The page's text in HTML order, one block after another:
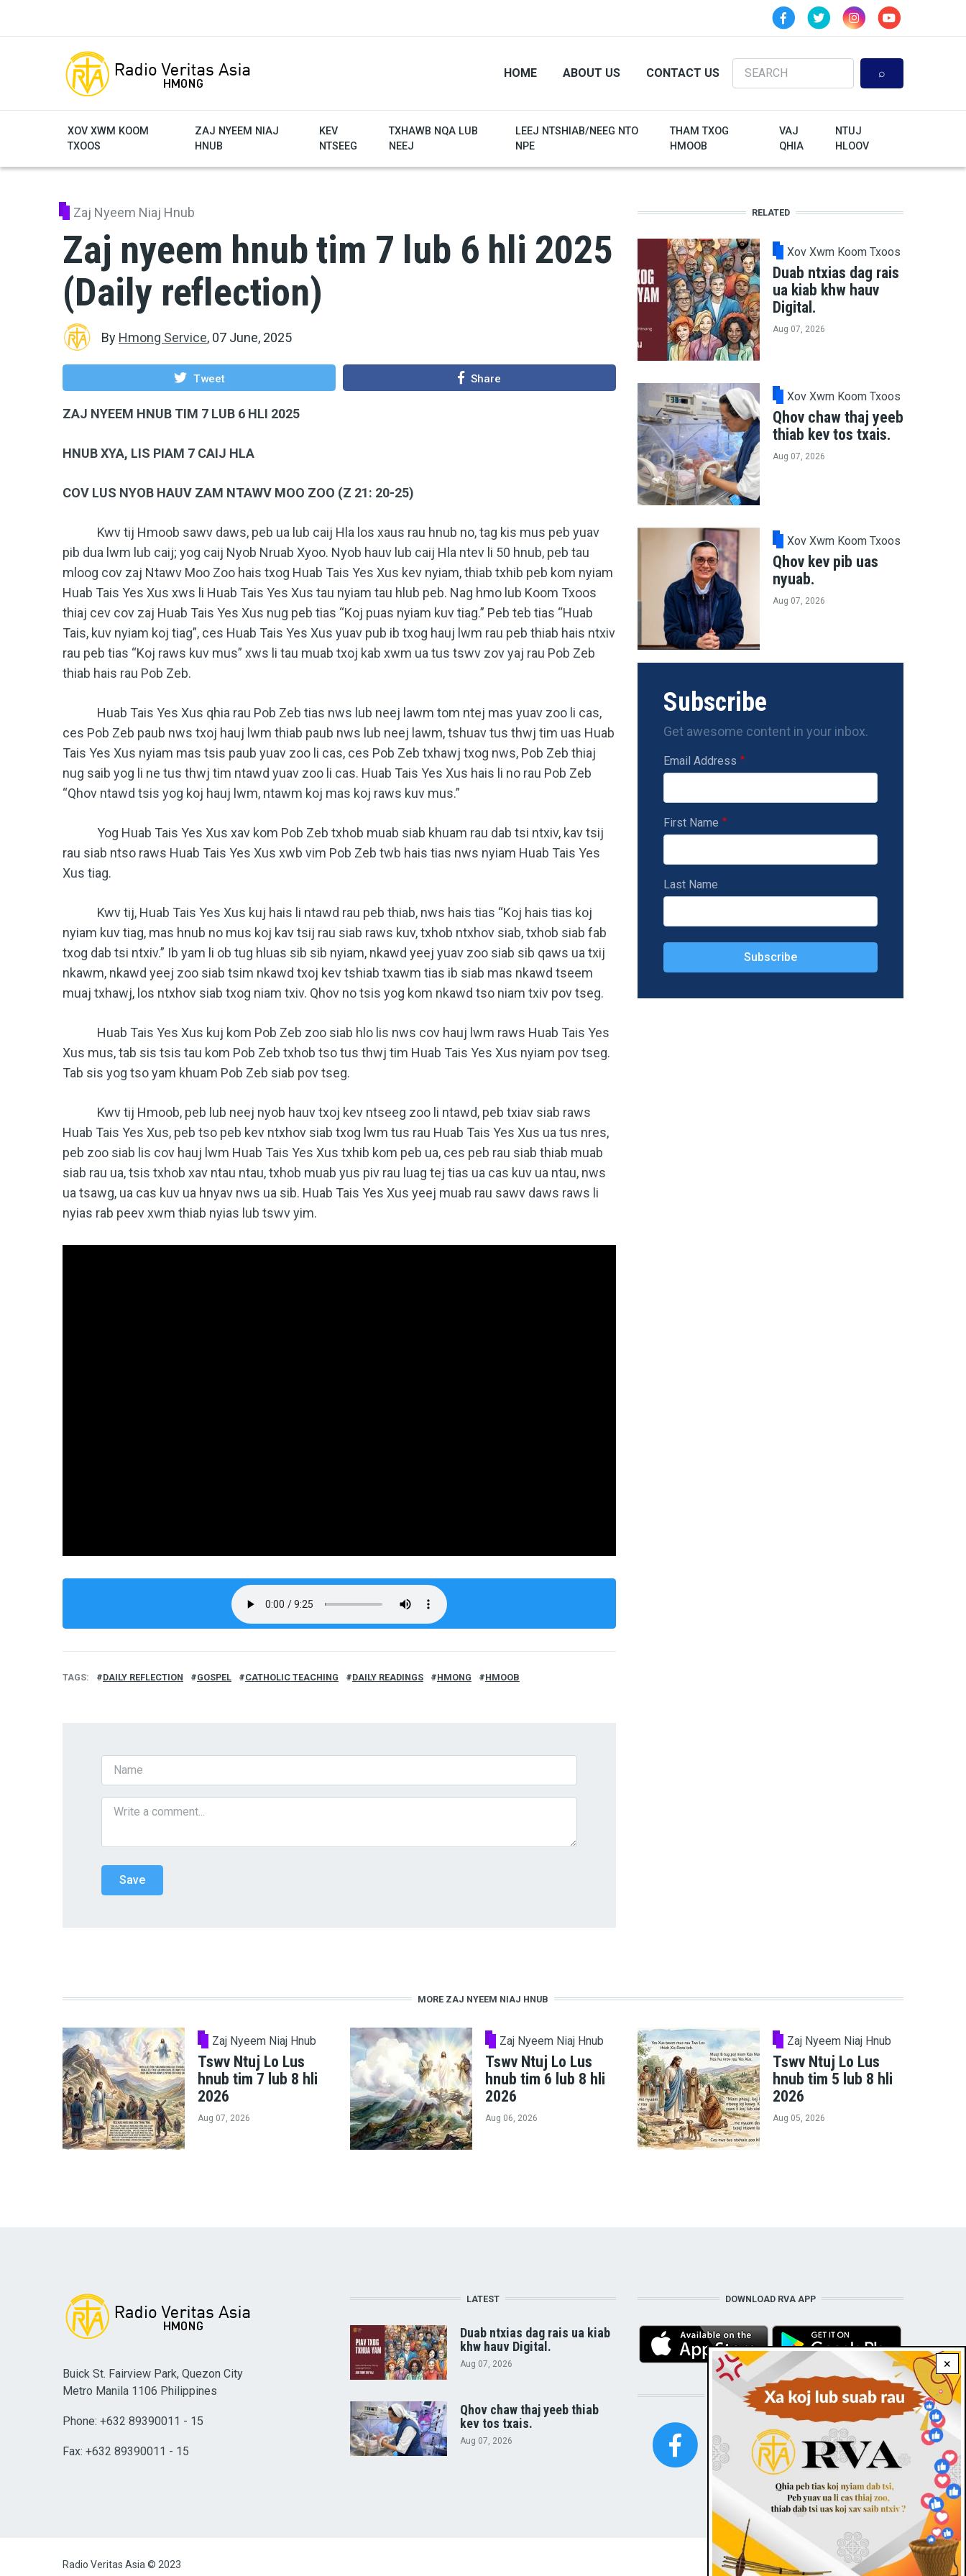
HOME ABOUT US CONTACT US
Search
XOV XWM KOOM
TXOOS
ZAJ NYEEM NIAJ
HNUB
KEV
NTSEEG
TXHAWB NQA LUB
NEEJ
LEEJ NTSHIAB/NEEG NTO
NPE
THAM TXOG
HMOOB
VAJ
QHIA
NTUJ
HLOOV
Zaj Nyeem Niaj Hnub
Zaj nyeem hnub tim 7 lub 6 hli 2025
(Daily reflection)
By Hmong Service, 07 June, 2025
Tweet Share
ZAJ NYEEM HNUB TIM 7 LUB 6 HLI 2025
HNUB XYA, LIS PIAM 7 CAIJ HLA
COV LUS NYOB HAUV ZAM NTAWV MOO ZOO (Z 21: 20-25)
Kwv tij Hmoob sawv daws, peb ua lub caij Hla los xaus rau hnub no, tag kis mus peb yuav
pib dua lwm lub caij; yog caij Nyob Nruab Xyoo. Nyob hauv lub caij Hla ntev li 50 hnub, peb tau
mloog cov zaj Ntawv Moo Zoo hais txog Huab Tais Yes Xus kev nyiam, thiab txhib peb kom nyiam
Huab Tais Yes Xus xws li Huab Tais Yes Xus tau nyiam tau hlub peb. Nag hmo lub Koom Txoos
thiaj cev cov zaj Huab Tais Yes Xus nug peb tias “Koj puas nyiam kuv tiag.” Peb teb tias “Huab
Tais, kuv nyiam koj tiag”, ces Huab Tais Yes Xus yuav pub ib txog hauj lwm rau peb thiab hais ntxiv
rau peb tias “Koj raws kuv mus” xws li tau muab txoj kab xwm ua tus tswv zov yaj rau Pob Zeb
thiab hais rau Pob Zeb.
Huab Tais Yes Xus qhia rau Pob Zeb tias nws lub neej lawm tom ntej mas yuav zoo li cas,
ces Pob Zeb paub nws txoj hauj lwm thiab paub nws lub neej lawm, tshuav tus thwj tim uas Huab
Tais Yes Xus nyiam mas tsis paub yuav zoo li cas, ces Pob Zeb txhawj txog nws, Pob Zeb thiaj
nug saib yog li ne tus thwj tim ntawd yuav zoo li cas. Huab Tais Yes Xus hais li no rau Pob Zeb
“Qhov ntawd tsis yog koj hauj lwm, ntawm koj mas koj raws kuv mus.”
Yog Huab Tais Yes Xus xav kom Pob Zeb txhob muab siab khuam rau dab tsi ntxiv, kav tsij
rau siab ntso raws Huab Tais Yes Xus xwb vim Pob Zeb twb hais tias nws nyiam Huab Tais Yes
Xus tiag.
Kwv tij, Huab Tais Yes Xus kuj hais li ntawd rau peb thiab, nws hais tias “Koj hais tias koj
nyiam kuv tiag, mas hnub no mus koj kav tsij rau siab raws kuv, txhob ntxhov siab, txhob siab fab
txog dab tsi ntxiv.” Ib yam li ob tug hluas sib sib nyiam, nkawd yeej yuav zoo siab sib qaws ua txij
nkawm, nkawd yeej zoo siab tsim nkawd txoj kev tshiab txawm tias ib siab mas nkawd tseem
muaj txhawj, los ntxhov siab txog niam txiv. Qhov no tsis yog kom nkawd tso niam txiv pov tseg.
Huab Tais Yes Xus kuj kom Pob Zeb zoo siab hlo lis nws cov hauj lwm raws Huab Tais Yes
Xus mus, tab sis tsis tau kom Pob Zeb txhob tso tus thwj tim Huab Tais Yes Xus nyiam pov tseg.
Tab sis yog tso yam khuam Pob Zeb siab pov tseg.
Kwv tij Hmoob, peb lub neej nyob hauv txoj kev ntseeg zoo li ntawd, peb txiav siab raws
Huab Tais Yes Xus, peb tso peb kev ntxhov siab txog lwm tus rau Huab Tais Yes Xus ua tus nres,
peb zoo siab lis cov hauj lwm Huab Tais Yes Xus txhib kom peb ua, ces peb rau siab thiab muab
siab rau ua, tsis txhob xav ntau ntau, txhob muab yus piv rau luag tej tias ua cas kuv ua ntau, nws
ua tsawg, ua cas kuv ua hnyav nws ua sib. Huab Tais Yes Xus yeej muab rau sawv daws raws li
nyias rab peev xwm thiab nyias lub tswv yim.
TAGS DAILY REFLECTION GOSPEL CATHOLIC TEACHING DAILY READINGS HMONG HMOOB
RELATED
Xov Xwm Koom Txoos
Duab ntxias dag rais
ua kiab khw hauv
Digital.
Aug 07, 2026
Xov Xwm Koom Txoos
Qhov chaw thaj yeeb
thiab kev tos txais.
Aug 07, 2026
Xov Xwm Koom Txoos
Qhov kev pib uas
nyuab.
Aug 07, 2026
Subscribe
Get awesome content in your inbox.
Email Address
First Name
Last Name
MORE ZAJ NYEEM NIAJ HNUB
Zaj Nyeem Niaj Hnub
Tswv Ntuj Lo Lus
hnub tim 7 lub 8 hli
2026
Aug 07, 2026
Zaj Nyeem Niaj Hnub
Tswv Ntuj Lo Lus
hnub tim 6 lub 8 hli
2026
Aug 06, 2026
Zaj Nyeem Niaj Hnub
Tswv Ntuj Lo Lus
hnub tim 5 lub 8 hli
2026
Aug 05, 2026
×
Buick St. Fairview Park, Quezon City
Metro Manila 1106 Philippines
Phone: +632 89390011 - 15
Fax: +632 89390011 - 15
LATEST
Duab ntxias dag rais ua kiab
khw hauv Digital.
Aug 07, 2026
Qhov chaw thaj yeeb thiab
kev tos txais.
Aug 07, 2026
DOWNLOAD RVA APP
STAY CONNECTED WITH US!
Radio Veritas Asia © 2023 Dark theme